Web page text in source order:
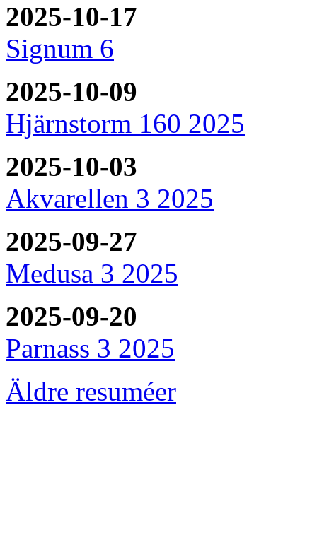
2025-10-17
Signum 6
2025-10-09
Hjärnstorm 160 2025
2025-10-03
Akvarellen 3 2025
2025-09-27
Medusa 3 2025
2025-09-20
Parnass 3 2025
Äldre resuméer